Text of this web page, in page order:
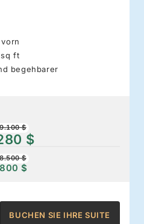
sq ft
begehbarer
9.100 $
$
8.500 $
$
BUCHEN SIE IHRE SUITE